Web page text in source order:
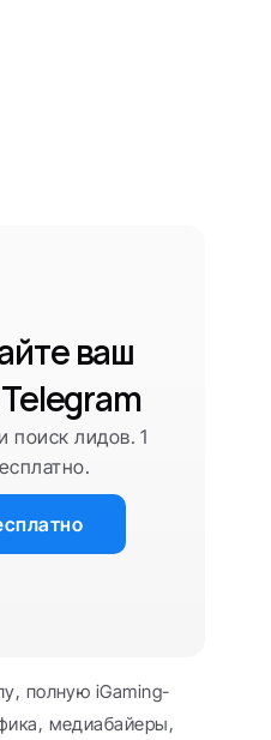
ваш
поиск лидов. 1
полную iGaming-
медиабайеры,